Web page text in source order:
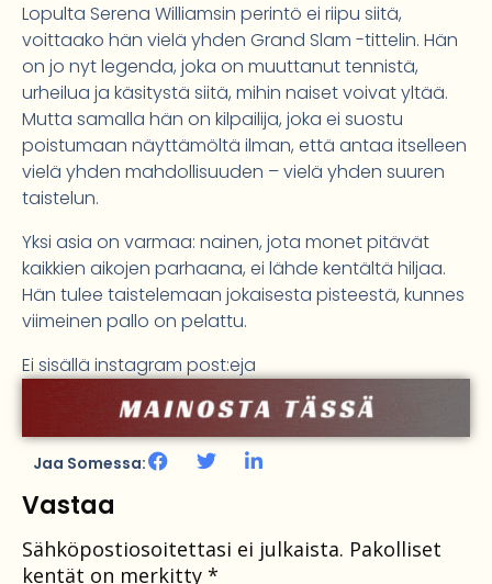
Lopulta Serena Williamsin perintö ei riipu siitä,
voittaako hän vielä yhden Grand Slam -tittelin. Hän
on jo nyt legenda, joka on muuttanut tennistä,
urheilua ja käsitystä siitä, mihin naiset voivat yltää.
Mutta samalla hän on kilpailija, joka ei suostu
poistumaan näyttämöltä ilman, että antaa itselleen
vielä yhden mahdollisuuden – vielä yhden suuren
taistelun.
Yksi asia on varmaa: nainen, jota monet pitävät
kaikkien aikojen parhaana, ei lähde kentältä hiljaa.
Hän tulee taistelemaan jokaisesta pisteestä, kunnes
viimeinen pallo on pelattu.
Ei sisällä instagram post:eja
Jaa Somessa:
Vastaa
Sähköpostiosoitettasi ei julkaista. Pakolliset
kentät on merkitty *